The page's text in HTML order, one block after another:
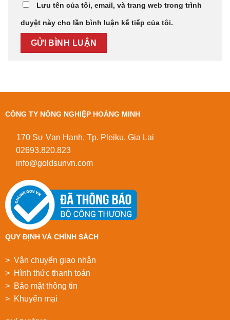
Lưu tên của tôi, email, và trang web trong trình
duyệt này cho lần bình luận kế tiếp của tôi.
CÔNG TY NÔNG NGHIỆP HOÀNG MINH
170 Sư Vạn Hạnh, Tp. Pleiku, Gia Lai
02693.820.823
info@goldsunvn.com
QUY ĐỊNH VÀ CHÍNH SÁCH
> Vận chuyển giao nhận
> Hình thức thanh toán
> Bảo mật thông tin
> Khuyển mại